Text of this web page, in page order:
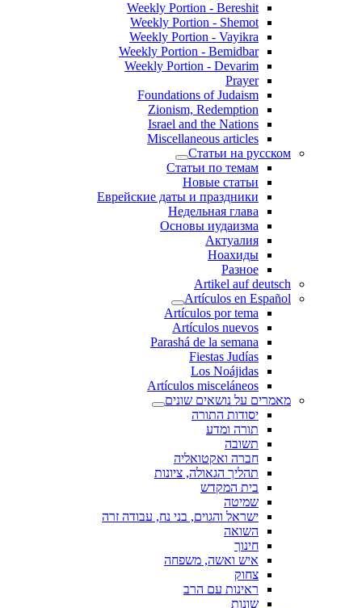
Weekly Portion - Bereshit
Weekly Portion - Shemot
Weekly Portion - Vayikra
Weekly Portion - Bemidbar
Weekly Portion - Devarim
Prayer
Foundations of Judaism
Zionism, Redemption
Israel and the Nations
Miscellaneous articles
Статьи на русском
Статьи по темам
Новые статьи
Еврейские даты и праздники
Недельная глава
Основы иудаизма
Актуалия
Ноахиды
Разное
Artikel auf deutsch
Artículos en Español
Artículos por tema
Artículos nuevos
Parashá de la semana
Fiestas Judías
Los Noájidas
Artículos misceláneos
מאמרים על נושאים שונים
יסודות התורה
תורה ומדע
תשובה
חברה ואקטואליה
תהליך הגאולה, ציונות
בית המקדש
שמיטה
ישראל והגוים, בני נח, עבודה זרה
השואה
חינוך
איש ואשה, משפחה
צחוק
ראינות עם הרב
שונות